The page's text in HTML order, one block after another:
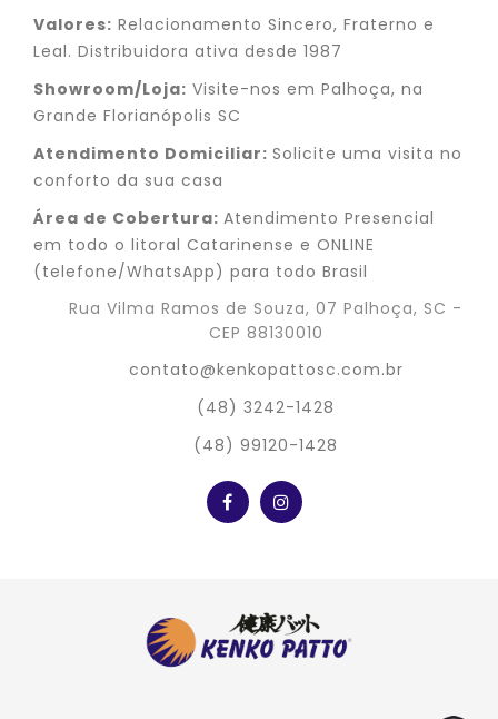
Valores: Relacionamento Sincero, Fraterno e
Leal. Distribuidora ativa desde 1987
Showroom/Loja: Visite-nos em Palhoça, na
Grande Florianópolis SC
Atendimento Domiciliar: Solicite uma visita no
conforto da sua casa
Área de Cobertura: Atendimento Presencial
em todo o litoral Catarinense e ONLINE
(telefone/WhatsApp) para todo Brasil
Rua Vilma Ramos de Souza, 07 Palhoça, SC -
CEP 88130010
contato@kenkopattosc.com.br
(48) 3242-1428
(48) 99120-1428